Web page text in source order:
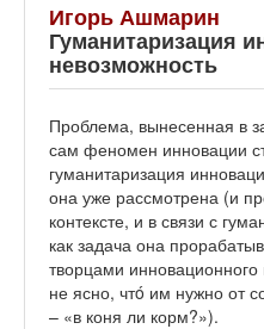
Игорь Ашмарин
Гуманитаризация
невозможность
Проблема, вынесенная в
сам феномен инновации
гуманитаризация
она уже рассмотрена (и
контексте, и в связи с
как задача она
творцами
не ясно, чтó им нужно от
– «в коня ли корм?»).